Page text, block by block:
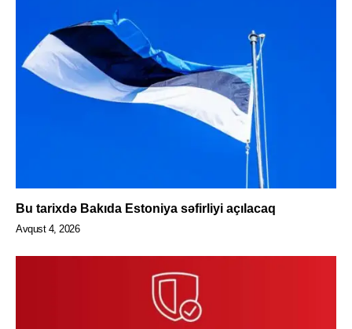
Bu tarixdə Bakıda Estoniya səfirliyi açılacaq
Avqust 4, 2026